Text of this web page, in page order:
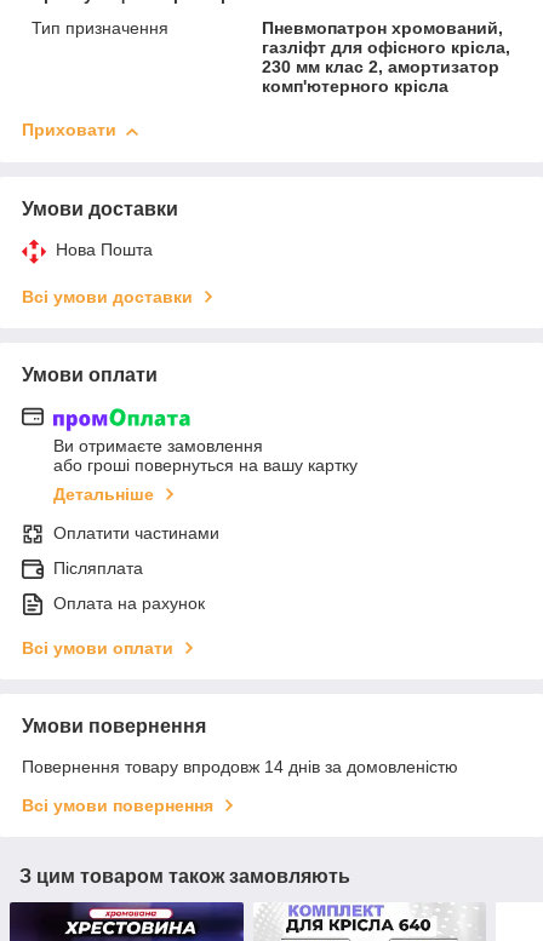
Тип призначення
Пневмопатрон хромований,
газліфт для офісного крісла,
230 мм клас 2, амортизатор
комп'ютерного крісла
Приховати
Умови доставки
Нова Пошта
Всі умови доставки
Умови оплати
Ви отримаєте замовлення
або гроші повернуться на вашу картку
Детальніше
Оплатити частинами
Післяплата
Оплата на рахунок
Всі умови оплати
Умови повернення
Повернення товару впродовж 14 днів за домовленістю
Всі умови повернення
З цим товаром також замовляють